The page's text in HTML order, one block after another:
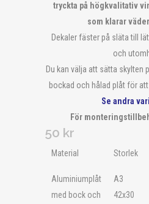
tryckta på högkvalitativ
som klarar
Dekaler fäster på släta till
och
Du kan välja att sätta skylten
bockad och hålad plåt för
Se andra
För
50 kr
Material Storlek
Aluminiumplåt
med bock och
A3
42x30